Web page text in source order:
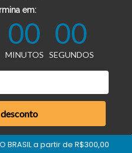
em:
00
MINUTOS
00
SEGUNDOS
BRASIL a partir de R$300,00